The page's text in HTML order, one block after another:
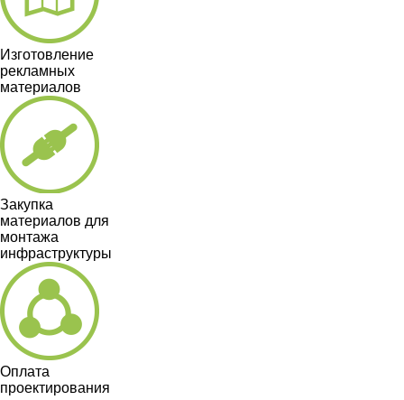
Изготовление
рекламных
материалов
Закупка
материалов для
монтажа
инфраструктуры
Оплата
проектирования